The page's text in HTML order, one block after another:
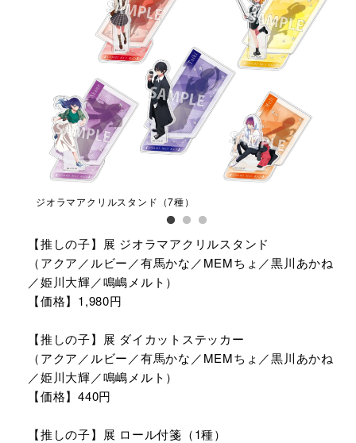
ジオラマアクリルスタンド（7種）
【推しの子】展 ジオラマアクリルスタンド
（アクア／ルビー／有馬かな／MEMちょ／黒川あかね
／姫川大輝／鳴嶋メルト）
【価格】1,980円
【推しの子】展 ダイカットステッカー
（アクア／ルビー／有馬かな／MEMちょ／黒川あかね
／姫川大輝／鳴嶋メルト）
【価格】440円
【推しの子】展 ロール付箋（1種）